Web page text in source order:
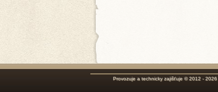
Provozuje a technicky zajišťuje © 2012 - 2026